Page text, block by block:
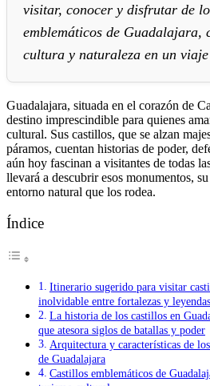
visitar, conocer y disfrutar de
emblemáticos de Guadalajara,
cultura y naturaleza en un
Guadalajara, situada en el corazón de
destino imprescindible para quienes
cultural. Sus castillos, que se alzan
páramos, cuentan historias de poder,
aún hoy fascinan a visitantes de todas
llevará a descubrir esos monumentos,
entorno natural que los rodea.
Índice
Itinerario sugerido para visitar
inolvidable entre fortalezas y leyendas
La historia de los castillos en
que atesora siglos de batallas y poder
Arquitectura y características de
de Guadalajara
Castillos emblemáticos de